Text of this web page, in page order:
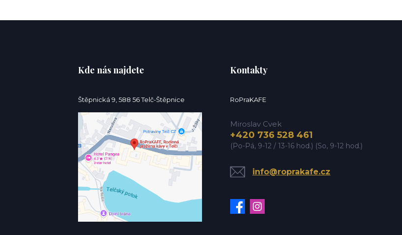
Kde nás najdete
Štěpnická 9, 588 56 Telč-Štěpnice
Kontakty
RoPraKAFE
Miroslav Cvek
+420 736 528 461
(Po-Pá, 9-12 / 13-16 hod.) (So, 9-12 hod.)
info@roprakafe.cz